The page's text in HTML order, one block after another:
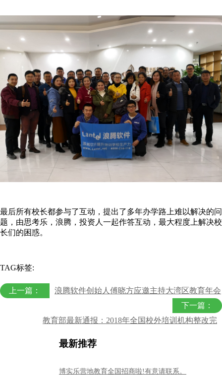
最后所有校长都参与了互动，提出了多年办学路上难以解决的问
题，由思考乐，浪腾，投资人一起作答互动，最大程度上解决校
长们的困惑。
TAG标签:
上一篇：
浪腾软件创始人傅晓方应邀主持大湾区教育年会
下一篇：
教育部最新通报：2018年全国校外培训机构整改完
最新推荐
博实乐营地教育全国招商啦!有意请联系。